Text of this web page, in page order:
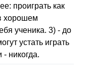
проиграть как
хорошем
ученика. 3) - до
устать играть
никогда.